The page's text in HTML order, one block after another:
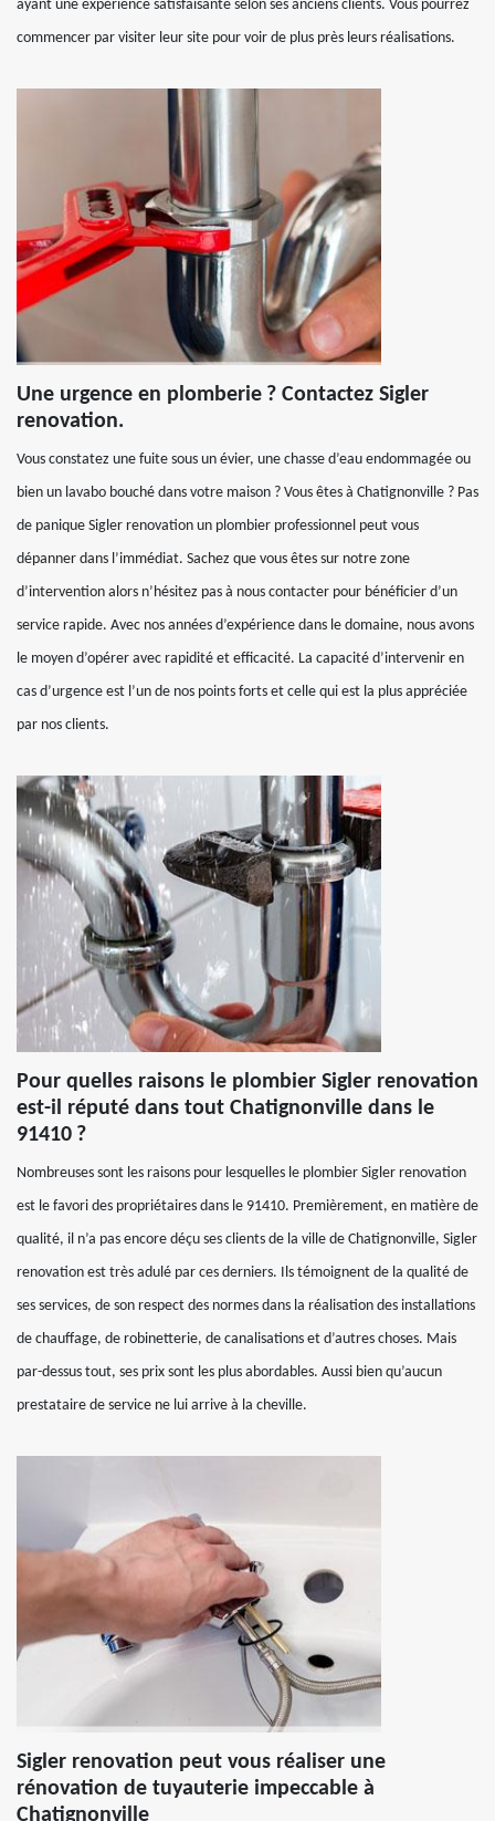
ayant une expérience satisfaisante selon ses anciens clients. Vous pourrez
commencer par visiter leur site pour voir de plus près leurs réalisations.
Une urgence en plomberie ? Contactez Sigler
renovation.
Vous constatez une fuite sous un évier, une chasse d’eau endommagée ou
bien un lavabo bouché dans votre maison ? Vous êtes à Chatignonville ? Pas
de panique Sigler renovation un plombier professionnel peut vous
dépanner dans l’immédiat. Sachez que vous êtes sur notre zone
d’intervention alors n’hésitez pas à nous contacter pour bénéficier d’un
service rapide. Avec nos années d’expérience dans le domaine, nous avons
le moyen d’opérer avec rapidité et efficacité. La capacité d’intervenir en
cas d’urgence est l’un de nos points forts et celle qui est la plus appréciée
par nos clients.
Pour quelles raisons le plombier Sigler renovation
est-il réputé dans tout Chatignonville dans le
91410 ?
Nombreuses sont les raisons pour lesquelles le plombier Sigler renovation
est le favori des propriétaires dans le 91410. Premièrement, en matière de
qualité, il n’a pas encore déçu ses clients de la ville de Chatignonville, Sigler
renovation est très adulé par ces derniers. Ils témoignent de la qualité de
ses services, de son respect des normes dans la réalisation des installations
de chauffage, de robinetterie, de canalisations et d’autres choses. Mais
par-dessus tout, ses prix sont les plus abordables. Aussi bien qu’aucun
prestataire de service ne lui arrive à la cheville.
Sigler renovation peut vous réaliser une
rénovation de tuyauterie impeccable à
Chatignonville